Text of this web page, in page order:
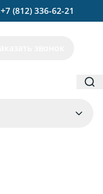
+7 (812) 336-62-21